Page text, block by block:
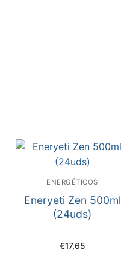
ENERGÉTICOS
Eneryeti Zen 500ml
(24uds)
€17,65